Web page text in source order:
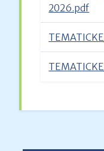
2026.pdf